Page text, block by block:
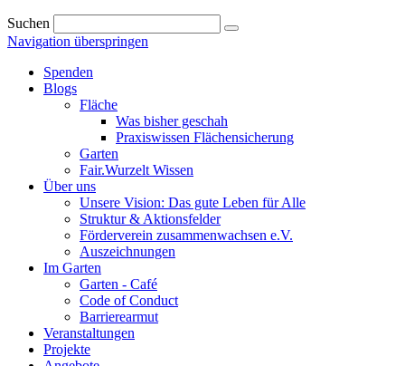
Suchen
Navigation überspringen
Spenden
Blogs
Fläche
Was bisher geschah
Praxiswissen Flächensicherung
Garten
Fair.Wurzelt Wissen
Über uns
Unsere Vision: Das gute Leben für Alle
Struktur & Aktionsfelder
Förderverein zusammenwachsen e.V.
Auszeichnungen
Im Garten
Garten - Café
Code of Conduct
Barrierearmut
Veranstaltungen
Projekte